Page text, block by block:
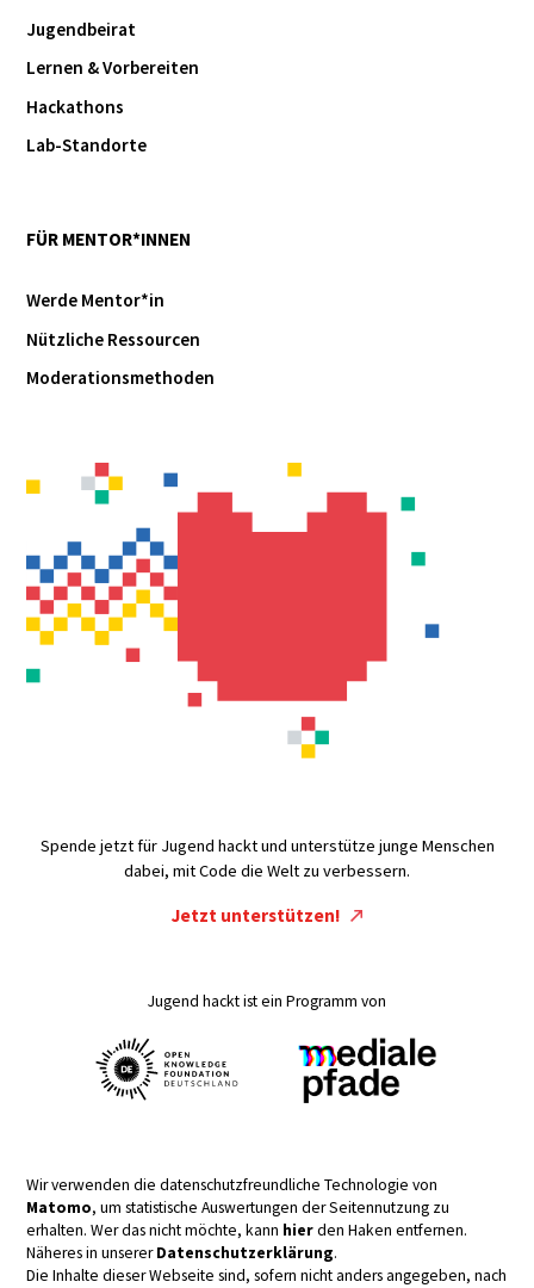
Jugendbeirat
Lernen & Vorbereiten
Hackathons
Lab-Standorte
FÜR MENTOR*INNEN
Werde Mentor*in
Nützliche Ressourcen
Moderationsmethoden
Spende jetzt für Jugend hackt und unterstütze junge Menschen
dabei, mit Code die Welt zu verbessern.
Jetzt unterstützen!
Jugend hackt ist ein Programm von
Wir verwenden die datenschutzfreundliche Technologie von
Matomo, um statistische Auswertungen der Seitennutzung zu
erhalten. Wer das nicht möchte, kann hierden Haken entfernen.
Näheres in unsererDatenschutzerklärung.
Die Inhalte dieser Webseite sind, sofern nicht anders angegeben, nach